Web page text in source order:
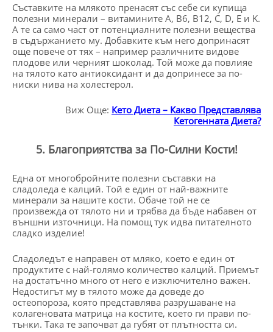
Съставките на млякото пренасят със себе си купища
полезни минерали – витамините A, B6, B12, C, D, E и K.
А те са само част от потенциалните полезни вещества
в съдържанието му. Добавките към него допринасят
още повече от тях – например различните видове
плодове или черният шоколад. Той може да повлияе
на тялото като антиоксидант и да допринесе за по-
ниски нива на холестерол.
Виж Още: Кето Диета – Какво Представлява
Кетогенната Диета?
5. Благоприятства за По-Силни Кости!
Една от многобройните полезни съставки на
сладоледа е калций. Той е един от най-важните
минерали за нашите кости. Обаче той не се
произвежда от тялото ни и трябва да бъде набавен от
външни източници. На помощ тук идва питателното
сладко изделие!
Сладоледът е направен от мляко, което е един от
продуктите с най-голямо количество калций. Приемът
на достатъчно много от него е изключително важен.
Недостигът му в тялото може да доведе до
остеопороза, която представлява разрушаване на
колагеновата матрица на костите, което ги прави по-
тънки. Така те започват да губят от плътността си.